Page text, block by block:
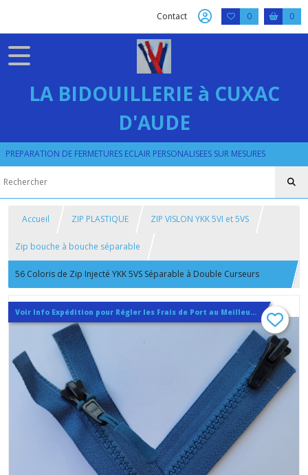
Contact 0 0
LA BIDOUILLERIE à CUXAC
D'AUDE
PREPARATION DE FERMETURES ECLAIR PERSONALISEES SUR MESURES
Accueil ZIP PLASTIQUE ZIP VISLON YKK 5VI et 5VS
Zip bouche à bouche séparable
56 Coloris de Zip Injecté YKK 5VS Séparable à Double Curseurs
Bouche à Bouche sur Mesure
Voir Info Expédition pour Régler les Frais de Port au Meilleur Prix , En haut d'ecran à Droite